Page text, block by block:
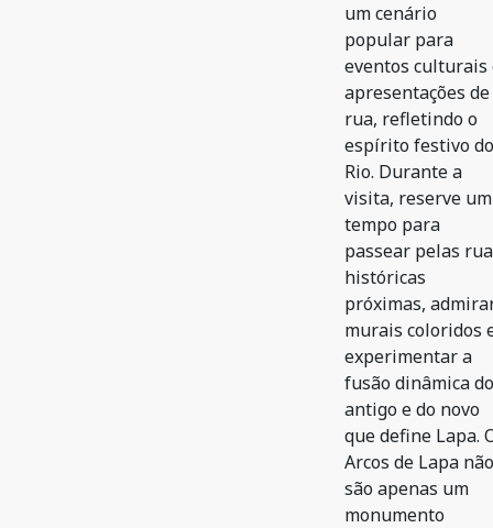
um cenário
popular para
eventos culturais
apresentações de
rua, refletindo o
espírito festivo do
Rio. Durante a
visita, reserve um
tempo para
passear pelas
históricas
próximas,
murais coloridos
experimentar a
fusão dinâmica do
antigo e do novo
que define Lapa.
Arcos de Lapa não
são apenas um
monumento